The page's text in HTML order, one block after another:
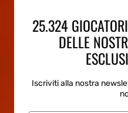
25.324
DELLE
Iscriviti alla nostra